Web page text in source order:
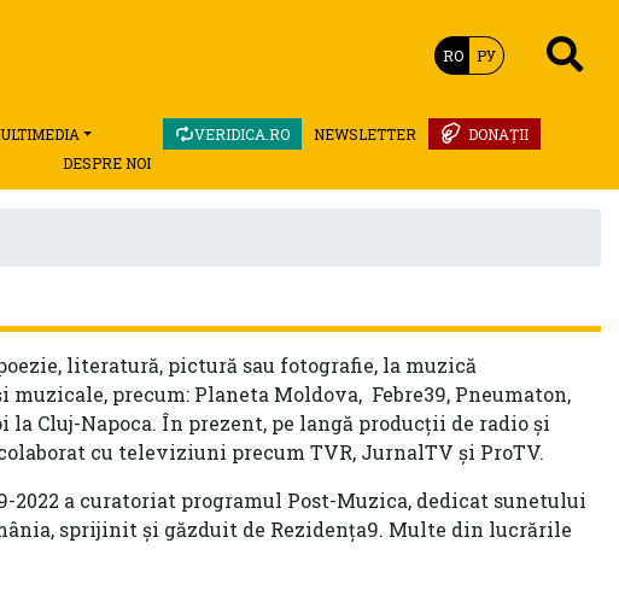
RO РУ
DONAȚII
NEWSLETTER
VERIDICA.RO
DESPRE NOI
literatură, pictură sau fotografie, la muzică
precum: Planeta Moldova, Febre39, Pneumaton,
Cluj-Napoca. În prezent, pe langă producții de radio și
cu televiziuni precum TVR, JurnalTV și ProTV.
2022 a curatoriat programul Post-Muzica, dedicat sunetului
sprijinit și găzduit de Rezidența9. Multe din lucrările